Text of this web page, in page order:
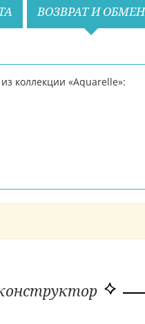
ВОЗВРАТ И ОБМЕН
коллекции «Aquarelle»: